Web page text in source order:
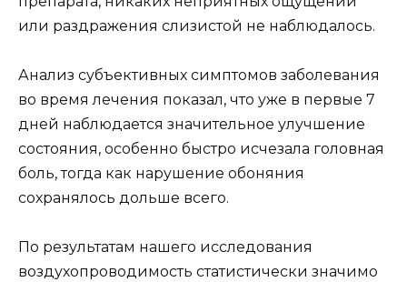
или раздражения слизистой не наблюдалось.
Анализ субъективных симптомов заболевания
во время лечения показал, что уже в первые 7
дней наблюдается значительное улучшение
состояния, особенно быстро исчезала головная
боль, тогда как нарушение обоняния
сохранялось дольше всего.
По результатам нашего исследования
воздухопроводимость статистически значимо